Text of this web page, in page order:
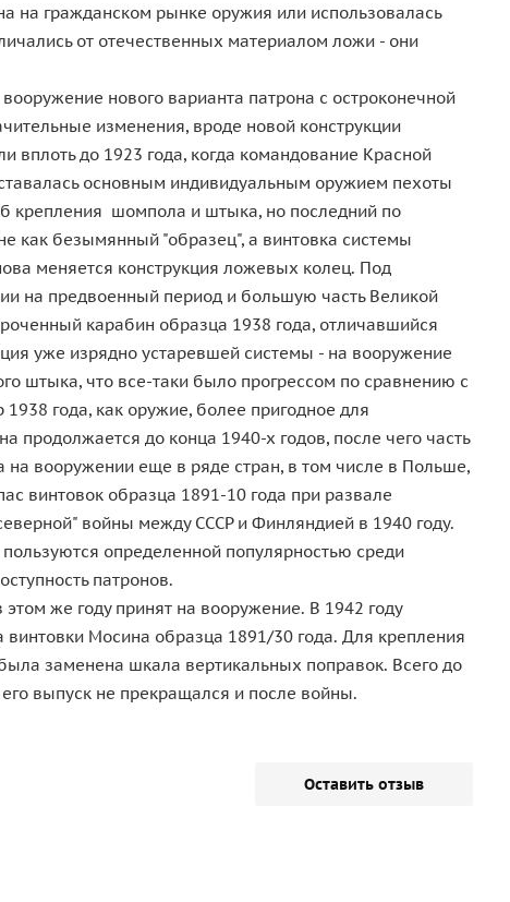
на гражданском рынке оружия или использовалась
от отечественных материалом ложи - они
нового варианта патрона с остроконечной
изменения, вроде новой конструкции
до 1923 года, когда командование Красной
основным индивидуальным оружием пехоты
крепления шомпола и штыка, но последний по
как безымянный "образец", а винтовка системы
меняется конструкция ложевых колец. Под
на предвоенный период и большую часть Великой
карабин образца 1938 года, отличавшийся
уже изрядно устаревшей системы - на вооружение
штыка, что все-таки было прогрессом по сравнению с
года, как оружие, более пригодное для
до конца 1940-х годов, после чего часть
на вооружении еще в ряде стран, в том числе в Польше,
винтовок образца 1891-10 года при развале
войны между СССР и Финляндией в 1940 году.
определенной популярностью среди
патронов.
же году принят на вооружение. В 1942 году
винтовки Мосина образца 1891/30 года. Для крепления
заменена шкала вертикальных поправок. Всего до
выпуск не прекращался и после войны.
Оставить отзыв